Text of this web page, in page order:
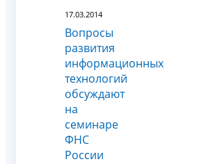
17.03.2014
Вопросы
развития
информационных
технологий
обсуждают
на
семинаре
ФНС
России